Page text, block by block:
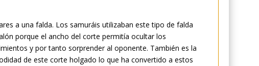
a una falda. Los samuráis utilizaban este tipo de falda
porque el ancho del corte permitía ocultar los
y por tanto sorprender al oponente. También es la
de este corte holgado lo que ha convertido a estos